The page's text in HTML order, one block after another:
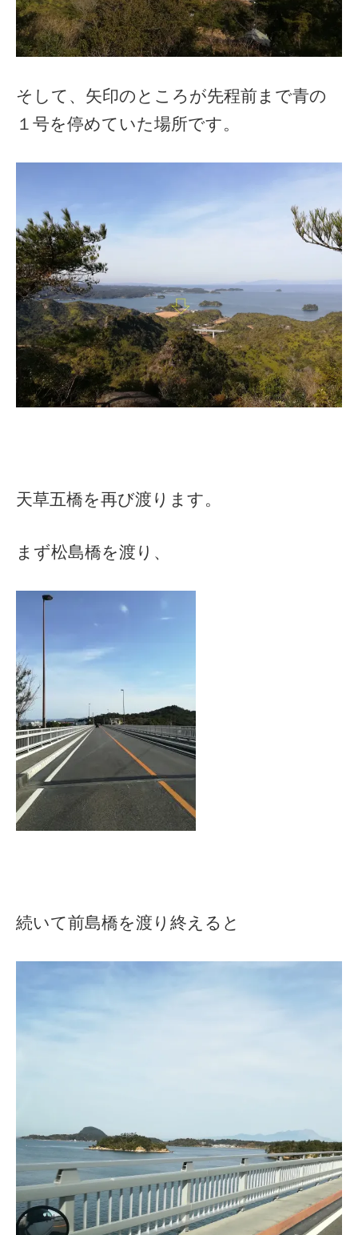
そして、矢印のところが先程前まで青の
１号を停めていた場所です。
天草五橋を再び渡ります。
まず松島橋を渡り、
続いて前島橋を渡り終えると